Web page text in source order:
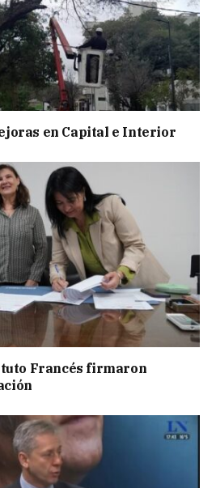
en Capital e Interior
Francés firmaron